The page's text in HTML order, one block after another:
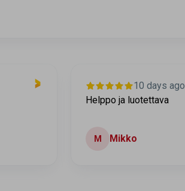
10 days ago
Helppo ja luotettava
M Mikko